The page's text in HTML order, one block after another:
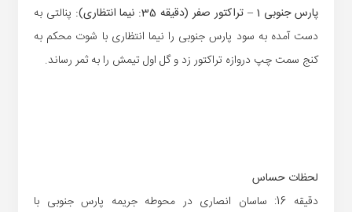
پارس جنوبی 1 – تراکتور صفر (دقیقه 35: نیما انتظاری):
پنالتی به
دست آمده به سود پارس جنوبی را نیما انتظاری با شوت محکم به
کنج سمت چپ دروازه تراکتور زد و گل اول تیمش را به ثمر رساند.
لحظات حساس
دقیقه 16: ساسان انصاری در محوطه جریمه پارس جنوبی با